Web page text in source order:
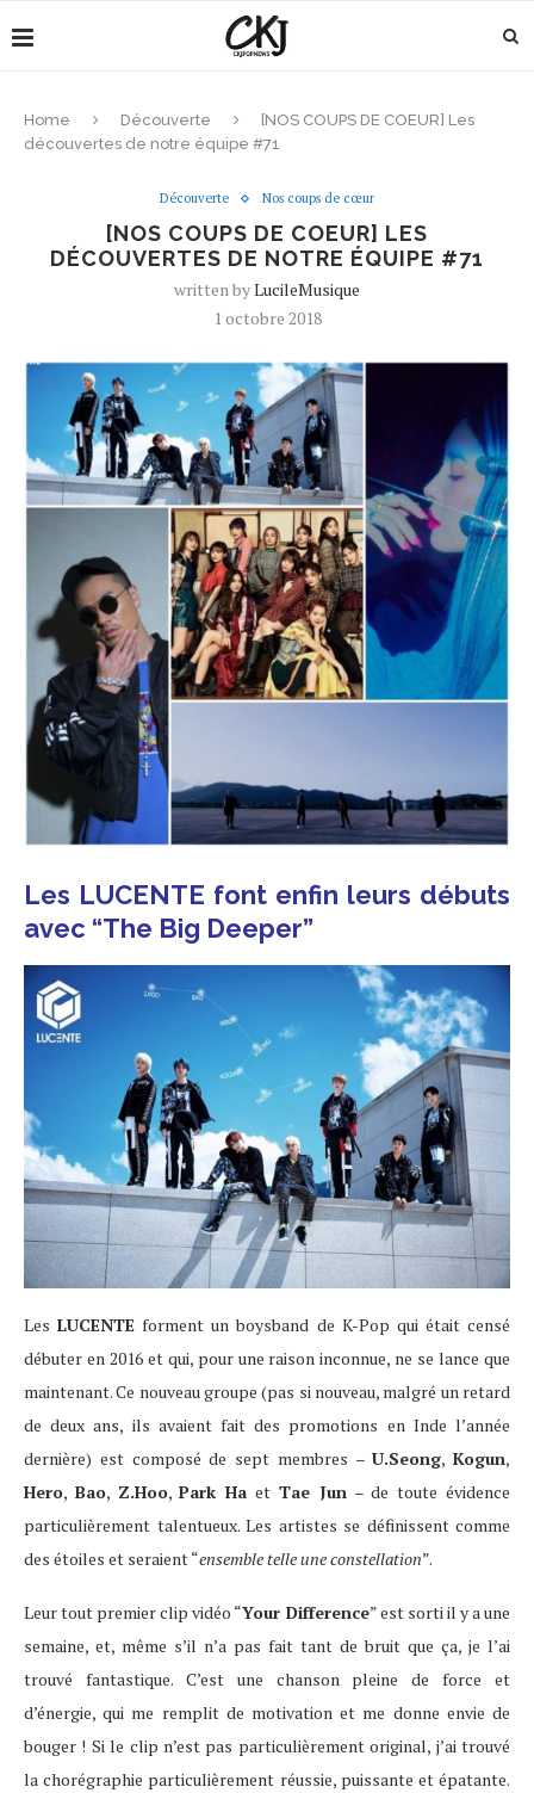
Home Découverte
[NOS COUPS DE COEUR] Les
découvertes de notre équipe #71
Découverte Nos coups de cœur
[NOS COUPS DE COEUR] LES
DÉCOUVERTES DE NOTRE ÉQUIPE #71
written byLucileMusique
1 octobre 2018
Les LUCENTE font enfin leurs débuts
avec “The Big Deeper”
LesLUCENTE forment un boysband de K-Pop qui était censé
débuter en 2016 et qui, pour une raison inconnue, ne se lance que
maintenant. Ce nouveau groupe (pas si nouveau, malgré un retard
de deux ans, ils avaient fait des promotions en Inde l’année
dernière) est composé de sept membres –U.Seong, Kogun,
Hero, Bao, Z.Hoo,Park Ha et Tae Jun– de toute évidence
particulièrement talentueux. Les artistes se définissent comme
des étoiles et seraient “ensemble telle une constellation”.
Leur tout premier clip vidéo “Your Difference” est sorti il y a une
semaine, et, même s’il n’a pas fait tant de bruit que ça, je l’ai
trouvé fantastique. C’est une chanson pleine de force et
d’énergie, qui me remplit de motivation et me donne envie de
bouger ! Si le clip n’est pas particulièrement original, j’ai trouvé
la chorégraphie particulièrement réussie, puissante et épatante.